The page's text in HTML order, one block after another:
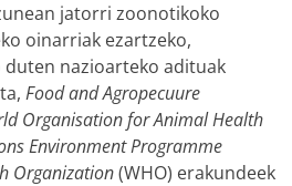
jatorri zoonotikoko
oinarriak ezartzeko,
duten nazioarteko adituak
Food and Agropecuure
Organisation for Animal Health
Environment Programme
Organization(WHO) erakundeek